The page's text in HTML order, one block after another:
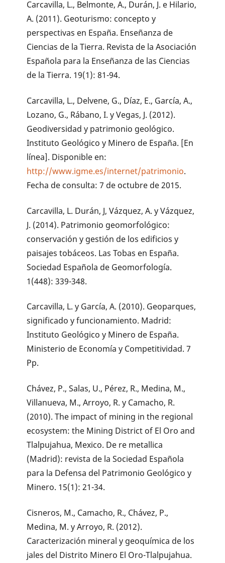
Carcavilla, L., Belmonte, A., Durán, J. e Hilario,
A. (2011). Geoturismo: concepto y
perspectivas en España. Enseñanza de
Ciencias de la Tierra. Revista de la Asociación
Española para la Enseñanza de las Ciencias
de la Tierra. 19(1): 81-94.
Carcavilla, L., Delvene, G., Díaz, E., García, A.,
Lozano, G., Rábano, I. y Vegas, J. (2012).
Geodiversidad y patrimonio geológico.
Instituto Geológico y Minero de España. [En
línea]. Disponible en:
http://www.igme.es/internet/patrimonio.
Fecha de consulta: 7 de octubre de 2015.
Carcavilla, L. Durán, J, Vázquez, A. y Vázquez,
J. (2014). Patrimonio geomorfológico:
conservación y gestión de los edificios y
paisajes tobáceos. Las Tobas en España.
Sociedad Española de Geomorfología.
1(448): 339-348.
Carcavilla, L. y García, A. (2010). Geoparques,
significado y funcionamiento. Madrid:
Instituto Geológico y Minero de España.
Ministerio de Economía y Competitividad. 7
Pp.
Chávez, P., Salas, U., Pérez, R., Medina, M.,
Villanueva, M., Arroyo, R. y Camacho, R.
(2010). The impact of mining in the regional
ecosystem: the Mining District of El Oro and
Tlalpujahua, Mexico. De re metallica
(Madrid): revista de la Sociedad Española
para la Defensa del Patrimonio Geológico y
Minero. 15(1): 21-34.
Cisneros, M., Camacho, R., Chávez, P.,
Medina, M. y Arroyo, R. (2012).
Caracterización mineral y geoquímica de los
jales del Distrito Minero El Oro-Tlalpujahua.